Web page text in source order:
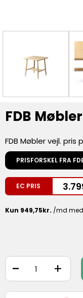
FDB
FDB Møbler vejl. pris
PRISFORSKEL FRA
EC PRIS
+
-